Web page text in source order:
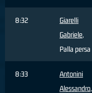
8:32
Giarelli
Gabriele,
Palla persa
8:33
Antonini
Alessandro,